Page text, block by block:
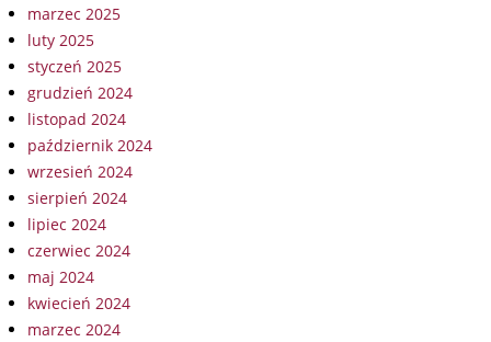
marzec 2025
luty 2025
styczeń 2025
grudzień 2024
listopad 2024
październik 2024
wrzesień 2024
sierpień 2024
lipiec 2024
czerwiec 2024
maj 2024
kwiecień 2024
marzec 2024